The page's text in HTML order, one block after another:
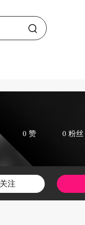
0 赞 0 粉丝
关注